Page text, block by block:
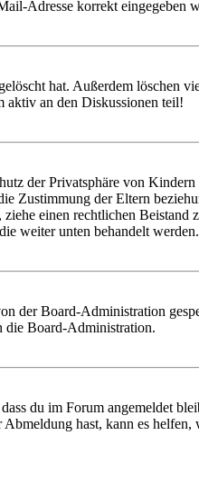
Adresse korrekt eingegeben
hat. Außerdem löschen
aktiv an den Diskussionen teil!
der Privatsphäre von
Zustimmung der Eltern
einen rechtlichen Beistand
weiter unten behandelt werden.
der Board-Administration
die Board-Administration.
du im Forum angemeldet
hast, kann es